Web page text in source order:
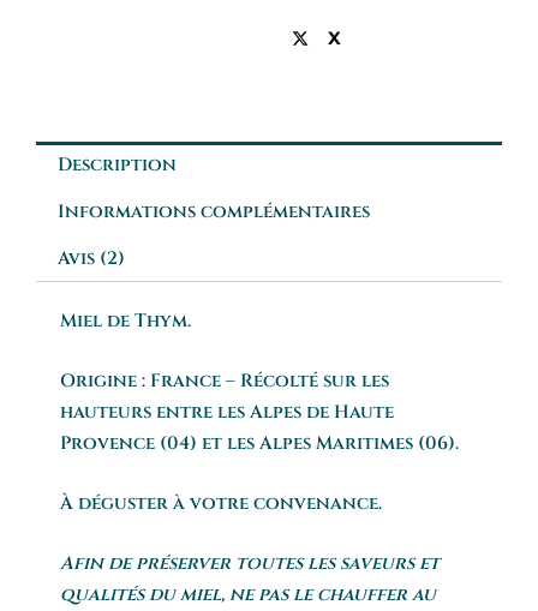
X
Description
Informations complémentaires
Avis (2)
Miel de Thym.
Origine : France – Récolté sur les
hauteurs entre les Alpes de Haute
Provence (04) et les Alpes Maritimes (06).
À déguster à votre convenance.
Afin de préserver toutes les saveurs et
qualités du miel, ne pas le chauffer au